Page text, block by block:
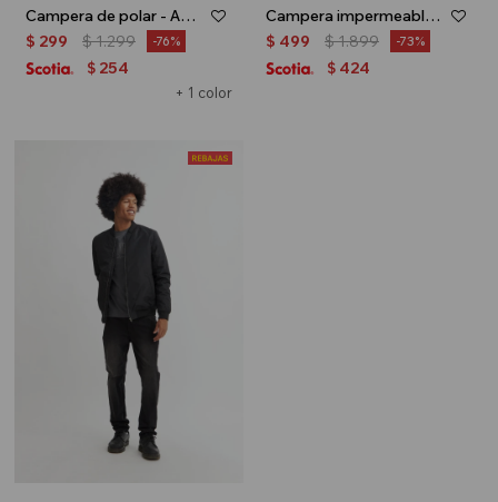
Campera de polar - Azul marino
+ 1 color
$ 299 $1.299 76
$ 254
Campera impermeable - Negro
$ 499 $1.899 73
$ 424